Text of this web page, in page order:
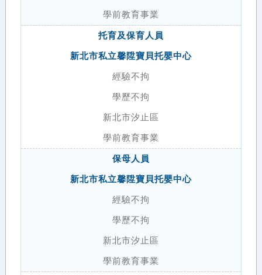
學前教育事業
托育及保育人員
新北市私立馨陞寶貝托嬰中心
經驗不拘
學歷不拘
新北市汐止區
學前教育事業
保母人員
新北市私立馨陞寶貝托嬰中心
經驗不拘
學歷不拘
新北市汐止區
學前教育事業